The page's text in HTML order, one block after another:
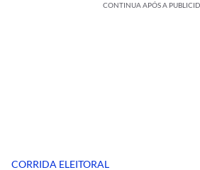
CONTINUA APÓS A
CORRIDA ELEITORAL